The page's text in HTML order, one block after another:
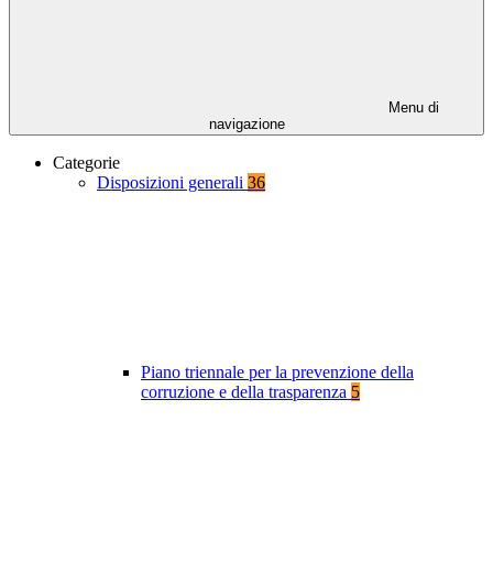
Menu di
navigazione
Categorie
Disposizioni generali 36
Piano triennale per la prevenzione della
corruzione e della trasparenza 5